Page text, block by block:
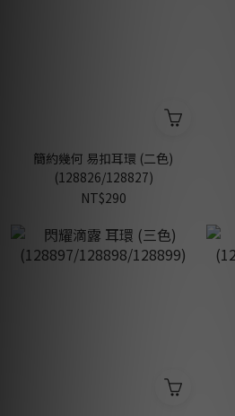
簡約幾何 易扣耳環 (二色)
(128826/128827)
NT$290